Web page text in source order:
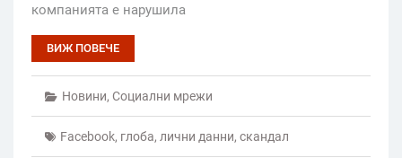
компанията е нарушила
ВИЖ ПОВЕЧЕ
Новини, Социални мрежи
Facebook, глоба, лични данни, скандал